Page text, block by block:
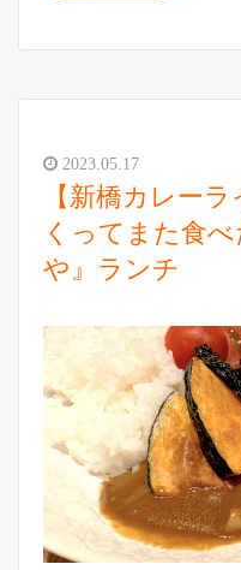
2023.05.17
【新橋カレー
くってまた食
や』ランチ